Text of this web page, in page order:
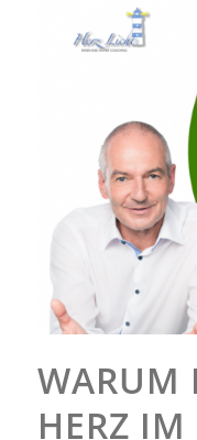
WARUM
HERZ IM